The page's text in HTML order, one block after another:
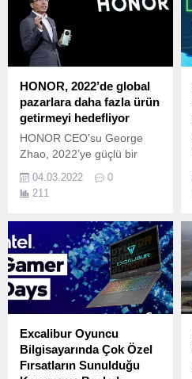
HONOR, 2022’de global
pazarlara daha fazla ürün
getirmeyi hedefliyor
HONOR CEO'su George
Zhao, 2022’ye güçlü bir
küresel pazarlara daha
fazla ürün getirmeyi ve
katına çıkarmayı
hedeflediklerini belirtti.
04.03.2022
0
211
Excalibur Oyuncu
Bilgisayarında Çok Özel
Fırsatların Sunulduğu